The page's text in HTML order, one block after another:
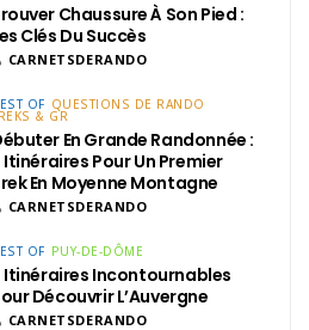
Chaussure À Son Pied :
Clés Du Succès
CARNETSDERANDO
OF QUESTIONS DE RANDO
& GR
En Grande Randonnée :
Itinéraires Pour Un Premier
En Moyenne Montagne
CARNETSDERANDO
OF PUY-DE-DÔME
Itinéraires Incontournables
Découvrir L’Auvergne
CARNETSDERANDO